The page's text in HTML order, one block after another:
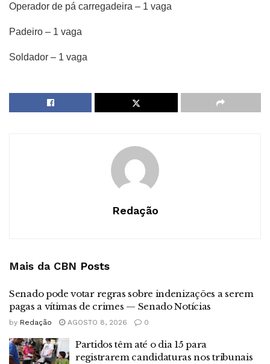
Operador de pá carregadeira – 1 vaga
Padeiro – 1 vaga
Soldador – 1 vaga
Redação
Mais da CBN Posts
Senado pode votar regras sobre indenizações a serem
pagas a vítimas de crimes — Senado Notícias
by Redação AGOSTO 8, 2026 0
Partidos têm até o dia 15 para
registrarem candidaturas nos tribunais